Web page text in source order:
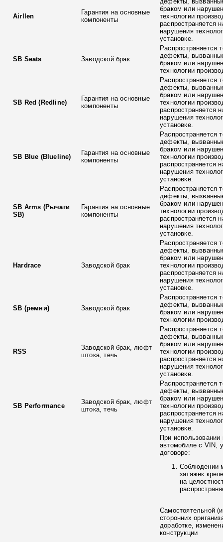
Airllen
Гарантия на основные
компоненты
браком или
технологии
распространяется
нарушения
установке.
SB Seats Заводской брак
Распространяется
дефекты,
браком или
технологии
SB Red (Redline)
Гарантия на основные
компоненты
Распространяется
дефекты,
браком или
технологии
распространяется
нарушения
установке.
SB Blue (Blueline)
Гарантия на основные
компоненты
Распространяется
дефекты,
браком или
технологии
распространяется
нарушения
установке.
SB Arms (Рычаги
SB)
Гарантия на основные
компоненты
Распространяется
дефекты,
браком или
технологии
распространяется
нарушения
установке.
Hardrace Заводской брак
Распространяется
дефекты,
браком или
технологии
распространяется
нарушения
установке.
SB (ремни) Заводской брак
Распространяется
дефекты,
браком или
технологии
RSS
Заводской брак, люфт
штока, течь
Распространяется
дефекты,
браком или
технологии
распространяется
нарушения
установке.
SB Performance
Заводской брак, люфт
штока, течь
Распространяется
дефекты,
браком или
технологии
распространяется
нарушения
установке.
При использовании
автомобиле с VIN,
договоре:
Соблюдении
затяжек
на
Самостоятельной
сторонних
доработке,
конструкции